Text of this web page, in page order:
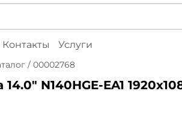
Контакты Услуги
/ 00002768
N140HGE-EA1